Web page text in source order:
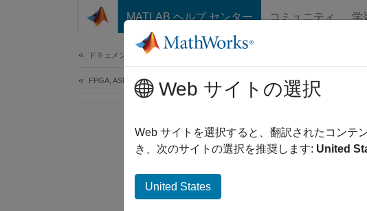
コンテンツへスキップ
MATLAB ヘルプ センター コミュニティ 学
ドキュメンテーションのホーム
FPGA, ASIC, and SoC DevelopmentWeb サイトの選択
Web サイトを選択すると、翻訳されたコンテ
き、次のサイトの選択を推奨します: United
United States